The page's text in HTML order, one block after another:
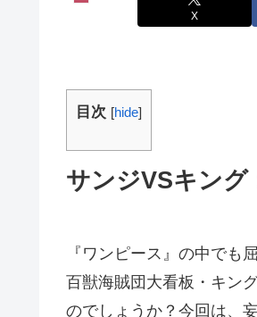
X
目次 [hide]
サンジVSキング
『ワンピース』の中でも
百獣海賊団大看板・キン
のでしょうか？今回は、